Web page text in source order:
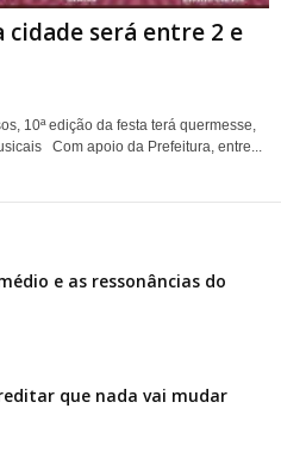
cidade será entre 2 e
10ª edição da festa terá quermesse,
Com apoio da Prefeitura, entre...
e as ressonâncias do
que nada vai mudar